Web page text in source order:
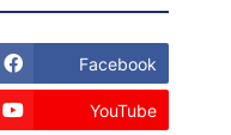
Facebook
YouTube